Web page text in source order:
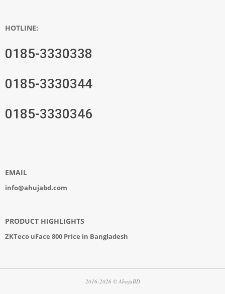
HOTLINE:
0185-3330338
0185-3330344
0185-3330346
EMAIL
info@ahujabd.com
PRODUCT HIGHLIGHTS
ZKTeco uFace 800 Price in Bangladesh
2016-2026 © AhujaBD